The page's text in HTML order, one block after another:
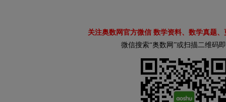
关注奥数网官方微信 数学资料、数学真题
微信搜索“奥数网”或扫描二维码